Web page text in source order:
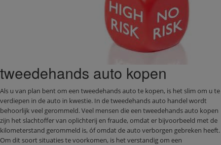
tweedehands auto kopen
Als u van plan bent om een tweedehands auto te kopen, is het slim om u te
verdiepen in de auto in kwestie. In de tweedehands auto handel wordt
behoorlijk veel gerommeld. Veel mensen die een tweedehands auto kopen
zijn het slachtoffer van oplichterij en fraude, omdat er bijvoorbeeld met de
kilometerstand gerommeld is, óf omdat de auto verborgen gebreken heeft.
Om dit soort situaties te voorkomen, is het verstandig om een